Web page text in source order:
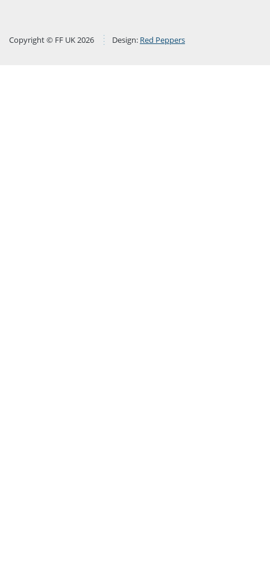
Copyright © FF UK 2026 Design: Red Peppers